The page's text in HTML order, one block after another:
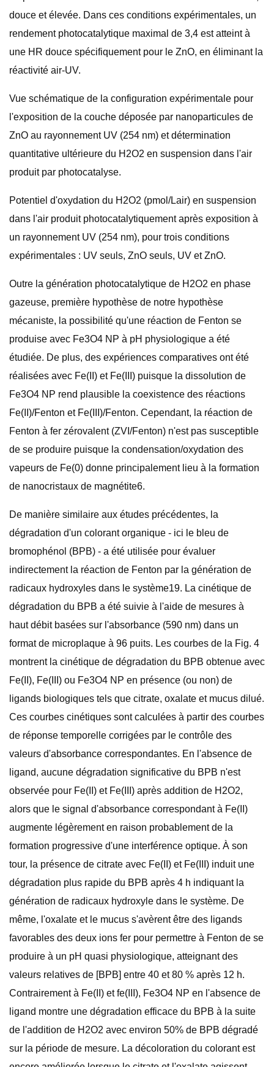
douce et élevée. Dans ces conditions expérimentales, un
rendement photocatalytique maximal de 3,4 est atteint à
une HR douce spécifiquement pour le ZnO, en éliminant la
réactivité air-UV.
Vue schématique de la configuration expérimentale pour
l'exposition de la couche déposée par nanoparticules de
ZnO au rayonnement UV (254 nm) et détermination
quantitative ultérieure du H2O2 en suspension dans l'air
produit par photocatalyse.
Potentiel d'oxydation du H2O2 (pmol/Lair) en suspension
dans l'air produit photocatalytiquement après exposition à
un rayonnement UV (254 nm), pour trois conditions
expérimentales : UV seuls, ZnO seuls, UV et ZnO.
Outre la génération photocatalytique de H2O2 en phase
gazeuse, première hypothèse de notre hypothèse
mécaniste, la possibilité qu'une réaction de Fenton se
produise avec Fe3O4 NP à pH physiologique a été
étudiée. De plus, des expériences comparatives ont été
réalisées avec Fe(II) et Fe(III) puisque la dissolution de
Fe3O4 NP rend plausible la coexistence des réactions
Fe(II)/Fenton et Fe(III)/Fenton. Cependant, la réaction de
Fenton à fer zérovalent (ZVI/Fenton) n'est pas susceptible
de se produire puisque la condensation/oxydation des
vapeurs de Fe(0) donne principalement lieu à la formation
de nanocristaux de magnétite6.
De manière similaire aux études précédentes, la
dégradation d'un colorant organique - ici le bleu de
bromophénol (BPB) - a été utilisée pour évaluer
indirectement la réaction de Fenton par la génération de
radicaux hydroxyles dans le système19. La cinétique de
dégradation du BPB a été suivie à l'aide de mesures à
haut débit basées sur l'absorbance (590 nm) dans un
format de microplaque à 96 puits. Les courbes de la Fig. 4
montrent la cinétique de dégradation du BPB obtenue avec
Fe(II), Fe(III) ou Fe3O4 NP en présence (ou non) de
ligands biologiques tels que citrate, oxalate et mucus dilué.
Ces courbes cinétiques sont calculées à partir des courbes
de réponse temporelle corrigées par le contrôle des
valeurs d'absorbance correspondantes. En l'absence de
ligand, aucune dégradation significative du BPB n'est
observée pour Fe(II) et Fe(III) après addition de H2O2,
alors que le signal d'absorbance correspondant à Fe(II)
augmente légèrement en raison probablement de la
formation progressive d'une interférence optique. À son
tour, la présence de citrate avec Fe(II) et Fe(III) induit une
dégradation plus rapide du BPB après 4 h indiquant la
génération de radicaux hydroxyle dans le système. De
même, l'oxalate et le mucus s'avèrent être des ligands
favorables des deux ions fer pour permettre à Fenton de se
produire à un pH quasi physiologique, atteignant des
valeurs relatives de [BPB] entre 40 et 80 % après 12 h.
Contrairement à Fe(II) et fe(III), Fe3O4 NP en l'absence de
ligand montre une dégradation efficace du BPB à la suite
de l'addition de H2O2 avec environ 50% de BPB dégradé
sur la période de mesure. La décoloration du colorant est